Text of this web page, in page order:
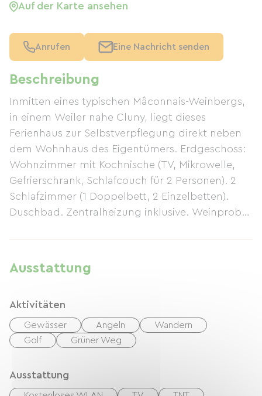
Beschreibung
Inmitten eines typischen Mâconnais-Weinbergs,
in einem Weiler nahe Cluny, liegt dieses
Ferienhaus zur Selbstverpflegung direkt neben
dem Wohnhaus des Eigentümers. Erdgeschoss:
Wohnzimmer mit Kochnische (TV, Mikrowelle,
Gefrierschrank, Schlafcouch für 2 Personen). 2
Schlafzimmer (1 Doppelbett, 2 Einzelbetten).
Duschbad. Zentralheizung inklusive. Weinprobe
Bettwäsche (Bettlaken, Geschirrtuch,
gestellt. 20 € Rabatt auf die Endreinigung.
Ausstattung
Aktivitäten
Gewässer Angeln
Wandern
Golf
Grüner Weg
Ausstattung
Auf der Karte ansehen
Anrufen Eine Nachricht senden